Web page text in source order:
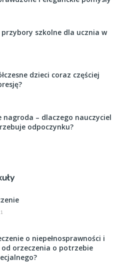
przybory szkolne dla ucznia w
dzieci coraz częściej
nagroda – dlaczego nauczyciel
odpoczynku?
o niepełnosprawności i
orzeczenia o potrzebie